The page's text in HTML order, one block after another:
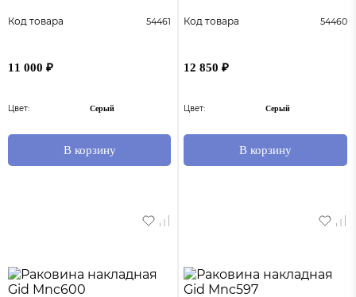
Код товара 54461
11 000 ₽
Цвет: Серый
В корзину
Код товара 54460
12 850 ₽
Цвет: Серый
В корзину